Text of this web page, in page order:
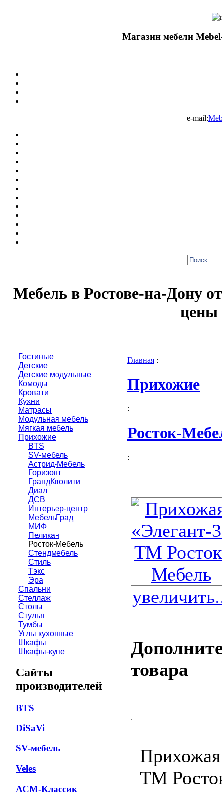
Магазин мебели
e-mail:
Мебель в Ростове-на-Дону
цены
Гостиные
Детские
Детские модульные
Комоды
Кровати
Кухни
Матрасы
Модульная мебель
Мягкая мебель
Прихожие
BTS
SV-мебель
Астрид-Мебель
Горизонт
ГрандКволити
Диал
ДСВ
Интерьер-центр
МебельГрад
МИФ
Пеликан
Росток-Мебель
Стендмебель
Стиль
Тэкс
Эра
Спальни
Стеллаж
Столы
Стулья
Тумбы
Углы кухонные
Шкафы
Шкафы-купе
Сайты
производителей
BTS
DiSaVi
SV-мебель
Veles
АСМ-Классик
Главная :
Прихожие
:
Росток-
:
товара
ТМ